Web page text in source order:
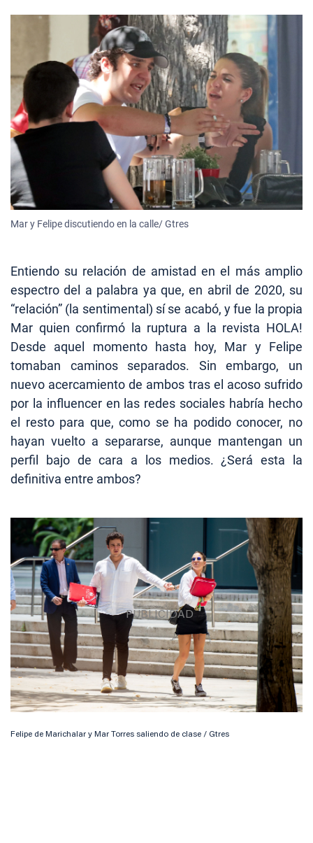
Mar y Felipe discutiendo en la calle/ Gtres
Entiendo su relación de amistad en el más amplio
espectro del a palabra ya que, en abril de 2020, su
“relación” (la sentimental) sí se acabó, y fue la propia
Mar quien confirmó la ruptura a la revista HOLA!
Desde aquel momento hasta hoy, Mar y Felipe
tomaban caminos separados. Sin embargo, un
nuevo acercamiento de ambos tras el acoso sufrido
por la influencer en las redes sociales habría hecho
el resto para que, como se ha podido conocer, no
hayan vuelto a separarse, aunque mantengan un
perfil bajo de cara a los medios. ¿Será esta la
definitiva entre ambos?
Felipe de Marichalar y Mar Torres saliendo de clase / Gtres